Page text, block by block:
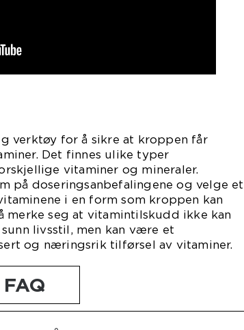
verktøy for å sikre at kroppen får
Det finnes ulike typer
vitaminer og mineraler.
på doseringsanbefalingene og velge et
i en form som kroppen kan
seg at vitamintilskudd ikke kan
livsstil, men kan være et
og næringsrik tilførsel av vitaminer.
FAQ